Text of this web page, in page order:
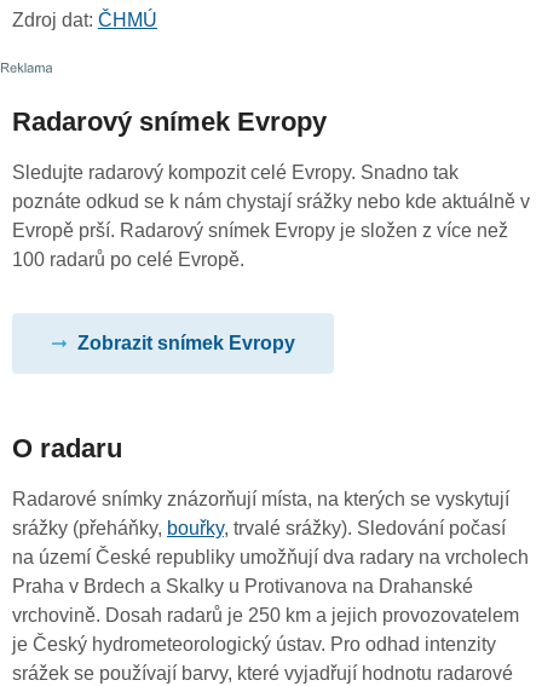
Zdroj dat: ČHMÚ
Radarový snímek Evropy
Sledujte radarový kompozit celé Evropy. Snadno tak
poznáte odkud se k nám chystají srážky nebo kde aktuálně v
Evropě prší. Radarový snímek Evropy je složen z více než
100 radarů po celé Evropě.
Zobrazit snímek Evropy
O radaru
Radarové snímky znázorňují místa, na kterých se vyskytují
srážky (přeháňky, bouřky, trvalé srážky). Sledování počasí
na území České republiky umožňují dva radary na vrcholech
Praha v Brdech a Skalky u Protivanova na Drahanské
vrchovině. Dosah radarů je 250 km a jejich provozovatelem
je Český hydrometeorologický ústav. Pro odhad intenzity
srážek se používají barvy, které vyjadřují hodnotu radarové